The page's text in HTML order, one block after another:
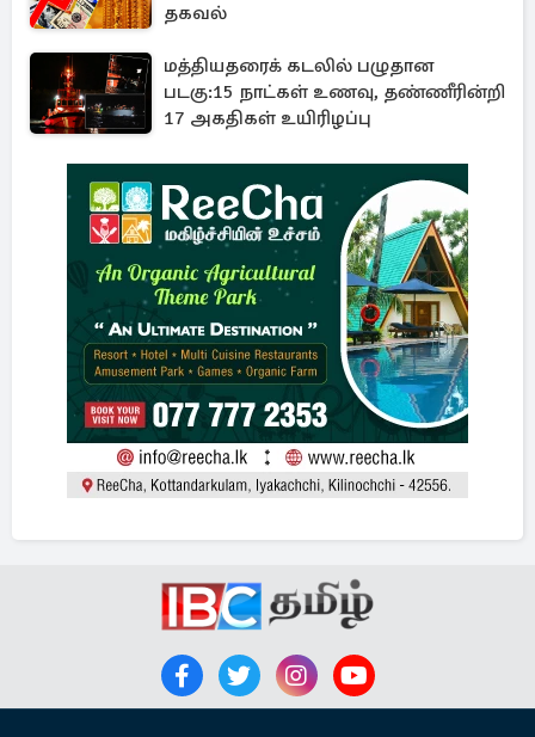
தகவல்
மத்தியதரைக் கடலில் பழுதான
படகு:15 நாட்கள் உணவு, தண்ணீரின்றி
17 அகதிகள் உயிரிழப்பு